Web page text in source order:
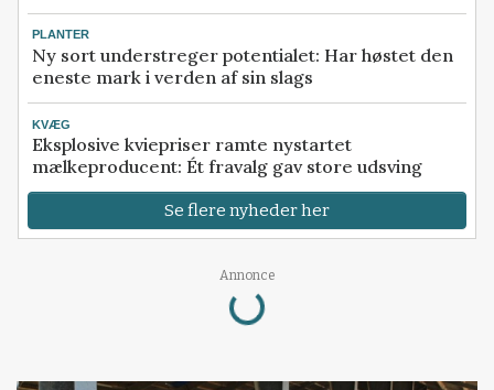
PLANTER
Ny sort understreger potentialet: Har høstet den
eneste mark i verden af sin slags
KVÆG
Eksplosive kviepriser ramte nystartet
mælkeproducent: Ét fravalg gav store udsving
Se flere nyheder her
Annonce
Loading...